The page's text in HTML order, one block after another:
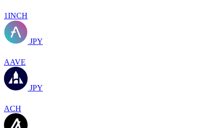
1INCH
JPY
AAVE
JPY
ACH